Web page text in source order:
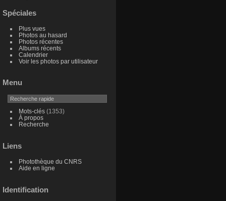
Spéciales
Plus vues
Photos au hasard
Photos récentes
Albums récents
Calendrier
Voir les photos par utilisateur
Menu
Mots-clés(1353)
À propos
Recherche
Liens
Photothèque du CNRS
Aide en ligne
Identification